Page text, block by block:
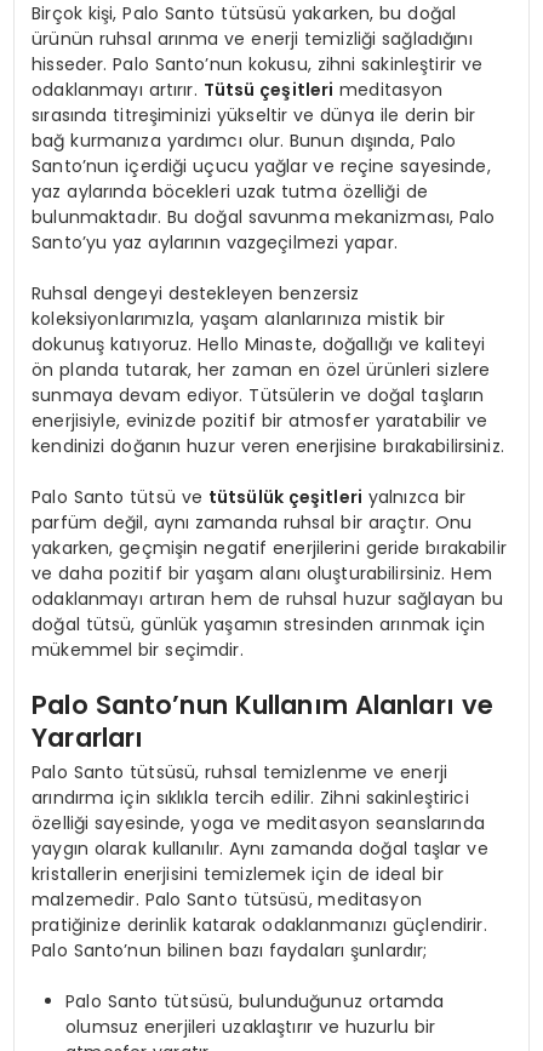
Birçok kişi, Palo Santo tütsüsü yakarken, bu doğal
ürünün ruhsal arınma ve enerji temizliği sağladığını
hisseder. Palo Santo’nun kokusu, zihni sakinleştirir ve
odaklanmayı artırır. Tütsü çeşitleri meditasyon
sırasında titreşiminizi yükseltir ve dünya ile derin bir
bağ kurmanıza yardımcı olur. Bunun dışında, Palo
Santo’nun içerdiği uçucu yağlar ve reçine sayesinde,
yaz aylarında böcekleri uzak tutma özelliği de
bulunmaktadır. Bu doğal savunma mekanizması, Palo
Santo’yu yaz aylarının vazgeçilmezi yapar.
Ruhsal dengeyi destekleyen benzersiz
koleksiyonlarımızla, yaşam alanlarınıza mistik bir
dokunuş katıyoruz. Hello Minaste, doğallığı ve kaliteyi
ön planda tutarak, her zaman en özel ürünleri sizlere
sunmaya devam ediyor. Tütsülerin ve doğal taşların
enerjisiyle, evinizde pozitif bir atmosfer yaratabilir ve
kendinizi doğanın huzur veren enerjisine bırakabilirsiniz.
Palo Santo tütsü ve tütsülük çeşitleri yalnızca bir
parfüm değil, aynı zamanda ruhsal bir araçtır. Onu
yakarken, geçmişin negatif enerjilerini geride bırakabilir
ve daha pozitif bir yaşam alanı oluşturabilirsiniz. Hem
odaklanmayı artıran hem de ruhsal huzur sağlayan bu
doğal tütsü, günlük yaşamın stresinden arınmak için
mükemmel bir seçimdir.
Palo Santo’nun Kullanım Alanları ve
Yararları
Palo Santo tütsüsü, ruhsal temizlenme ve enerji
arındırma için sıklıkla tercih edilir. Zihni sakinleştirici
özelliği sayesinde, yoga ve meditasyon seanslarında
yaygın olarak kullanılır. Aynı zamanda doğal taşlar ve
kristallerin enerjisini temizlemek için de ideal bir
malzemedir. Palo Santo tütsüsü, meditasyon
pratiğinize derinlik katarak odaklanmanızı güçlendirir.
Palo Santo’nun bilinen bazı faydaları şunlardır;
Palo Santo tütsüsü, bulunduğunuz ortamda
olumsuz enerjileri uzaklaştırır ve huzurlu bir